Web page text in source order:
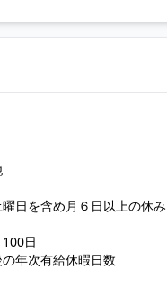
日を含め月６日以上の休み
日
年次有給休暇日数